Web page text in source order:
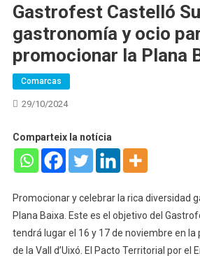
Gastrofest Castelló
gastronomía y ocio
promocionar la Plana
Comarcas
29/10/2024
Comparteix la notícia
Promocionar y celebrar la rica diversidad
Plana Baixa. Este es el objetivo del
tendrá lugar el 16 y 17 de noviembre en la
de la Vall d’Uixó. El Pacto Territorial por el